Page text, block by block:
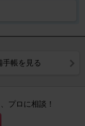
手帳を見る
プロに相談！